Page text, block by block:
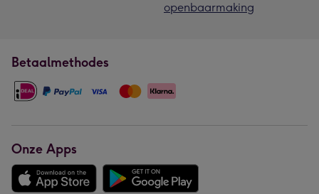
openbaarmaking
Betaalmethodes
Onze Apps